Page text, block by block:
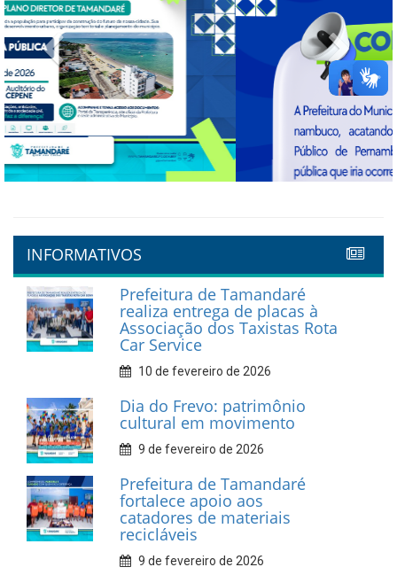
Previous Next
INFORMATIVOS